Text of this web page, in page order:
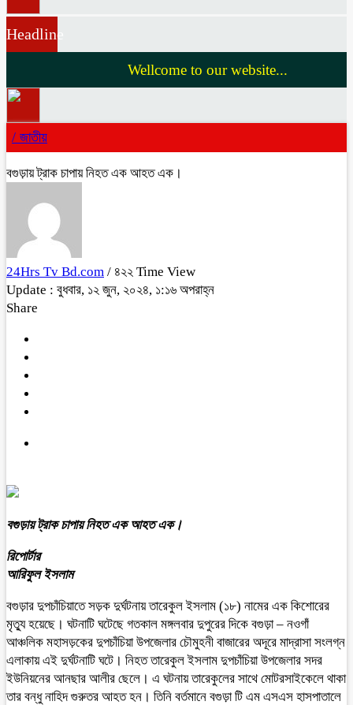
Headline
Wellcome to our website...
/ জাতীয়
বগুড়ায় ট্রাক চাপায় নিহত এক আহত এক।
24Hrs Tv Bd.com / ৪২২ Time View
Update : বুধবার, ১২ জুন, ২০২৪, ১:১৬ অপরাহ্ন
Share
বগুড়ায় ট্রাক চাপায় নিহত এক আহত এক।
রিপোর্টার
আরিফুল ইসলাম
বগুড়ার দুপচাঁচিয়াতে সড়ক দুর্ঘটনায় তারেকুল ইসলাম (১৮) নামের এক কিশোরের
মৃত্যু হয়েছে। ঘটনাটি ঘটেছে গতকাল মঙ্গলবার দুপুরের দিকে বগুড়া – নওগাঁ
আঞ্চলিক মহাসড়কের দুপচাঁচিয়া উপজেলার চৌমুহনী বাজারের অদূরে মাদ্রাসা সংলগ্ন
এলাকায় এই দুর্ঘটনাটি ঘটে। নিহত তারেকুল ইসলাম দুপচাঁচিয়া উপজেলার সদর
ইউনিয়নের আনছার আলীর ছেলে। এ ঘটনায় তারেকুলের সাথে মোটরসাইকেলে থাকা
তার বন্ধু নাহিদ গুরুতর আহত হন। তিনি বর্তমানে বগুড়া টি এম এসএস হাসপাতালে